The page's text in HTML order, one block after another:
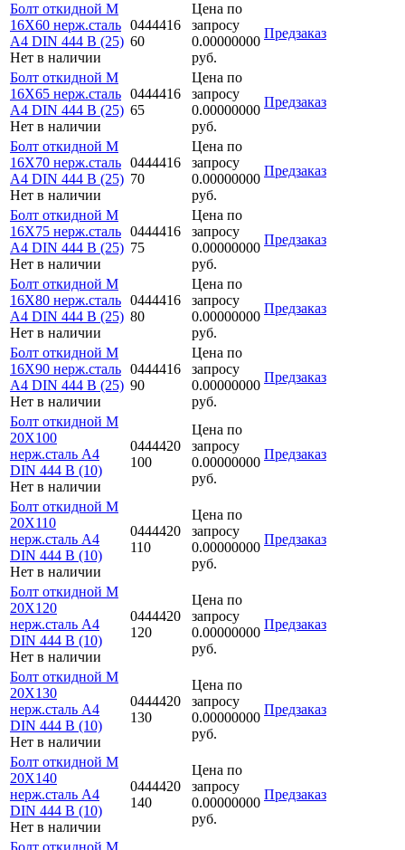
Болт откидной M
16Х60 нерж.сталь
A4 DIN 444 B (25)
Нет в наличии
0444416
60
Цена по
запросу
0.00000000
руб.
Предзаказ
Болт откидной M
16Х65 нерж.сталь
A4 DIN 444 B (25)
Нет в наличии
0444416
65
Цена по
запросу
0.00000000
руб.
Предзаказ
Болт откидной M
16Х70 нерж.сталь
A4 DIN 444 B (25)
Нет в наличии
0444416
70
Цена по
запросу
0.00000000
руб.
Предзаказ
Болт откидной M
16Х75 нерж.сталь
A4 DIN 444 B (25)
Нет в наличии
0444416
75
Цена по
запросу
0.00000000
руб.
Предзаказ
Болт откидной M
16Х80 нерж.сталь
A4 DIN 444 B (25)
Нет в наличии
0444416
80
Цена по
запросу
0.00000000
руб.
Предзаказ
Болт откидной M
16Х90 нерж.сталь
A4 DIN 444 B (25)
Нет в наличии
0444416
90
Цена по
запросу
0.00000000
руб.
Предзаказ
Болт откидной M
20Х100
нерж.сталь A4
DIN 444 B (10)
Нет в наличии
0444420
100
Цена по
запросу
0.00000000
руб.
Предзаказ
Болт откидной M
20Х110
нерж.сталь A4
DIN 444 B (10)
Нет в наличии
0444420
110
Цена по
запросу
0.00000000
руб.
Предзаказ
Болт откидной M
20Х120
нерж.сталь A4
DIN 444 B (10)
Нет в наличии
0444420
120
Цена по
запросу
0.00000000
руб.
Предзаказ
Болт откидной M
20Х130
нерж.сталь A4
DIN 444 B (10)
Нет в наличии
0444420
130
Цена по
запросу
0.00000000
руб.
Предзаказ
Болт откидной M
20Х140
нерж.сталь A4
DIN 444 B (10)
Нет в наличии
0444420
140
Цена по
запросу
0.00000000
руб.
Предзаказ
Болт откидной M